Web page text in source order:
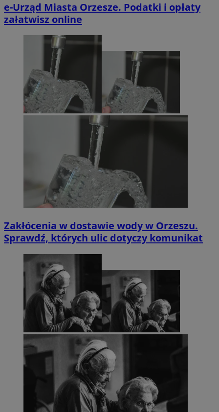
e-Urząd Miasta Orzesze. Podatki i opłaty
załatwisz online
Zakłócenia w dostawie wody w Orzeszu.
Sprawdź, których ulic dotyczy komunikat